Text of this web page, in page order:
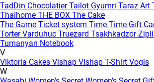
TadDin ChocolatierTailot Gyumri Taraz Art
Thaihome THE BOX The Cake
The Game Ticket system Time Time Gift
Torter Varduhuc Truezard Tsakhkadzor
Tumanyan Notebook
V
Viktoria Cakes Vishap Vishap T-Shirt Vogis
W